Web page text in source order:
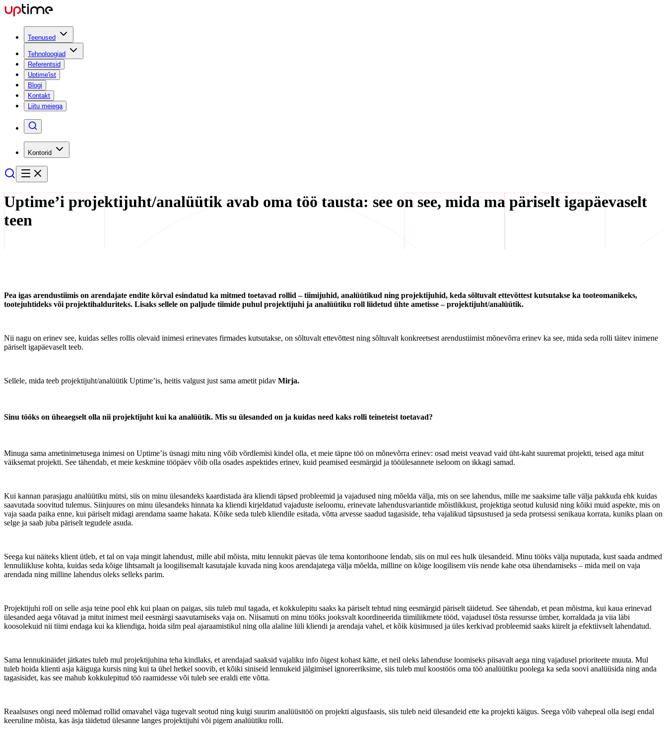
Teenused
Tehnoloogiad
Referentsid
Uptime'ist
Blogi
Kontakt
Liitu meiega
Kontorid
Uptime’i projektijuht/analüütik avab oma töö tausta: see on see, mida ma päriselt igapäevaselt
teen
Pea igas arendustiimis on arendajate endite kõrval esindatud ka mitmed toetavad rollid – tiimijuhid, analüütikud ning projektijuhid, keda sõltuvalt ettevõttest kutsutakse ka tooteomanikeks,
tootejuhtideks või projektihalduriteks. Lisaks sellele on paljude tiimide puhul projektijuhi ja analüütiku roll liidetud ühte ametisse – projektijuht/analüütik.
Nii nagu on erinev see, kuidas selles rollis olevaid inimesi erinevates firmades kutsutakse, on sõltuvalt ettevõttest ning sõltuvalt konkreetsest arendustiimist mõnevõrra erinev ka see, mida seda rolli täitev inimene
päriselt igapäevaselt teeb.
Sellele, mida teeb projektijuht/analüütik Uptime’is, heitis valgust just sama ametit pidav Mirja.
Sinu tööks on üheaegselt olla nii projektijuht kui ka analüütik. Mis su ülesanded on ja kuidas need kaks rolli teineteist toetavad?
Minuga sama ametinimetusega inimesi on Uptime’is üsnagi mitu ning võib võrdlemisi kindel olla, et meie täpne töö on mõnevõrra erinev: osad meist veavad vaid üht-kaht suuremat projekti, teised aga mitut
väiksemat projekti. See tähendab, et meie keskmine tööpäev võib olla osades aspektides erinev, kuid peamised eesmärgid ja tööülesannete iseloom on ikkagi samad.
Kui kannan parasjagu analüütiku mütsi, siis on minu ülesandeks kaardistada ära kliendi täpsed probleemid ja vajadused ning mõelda välja, mis on see lahendus, mille me saaksime talle välja pakkuda ehk kuidas
saavutada soovitud tulemus. Siinjuures on minu ülesandeks hinnata ka kliendi kirjeldatud vajaduste iseloomu, erinevate lahendusvariantide mõistlikkust, projektiga seotud kulusid ning kõiki muid aspekte, mis on
vaja saada paika enne, kui päriselt midagi arendama saame hakata. Kõike seda tuleb kliendile esitada, võtta arvesse saadud tagasiside, teha vajalikud täpsustused ja seda protsessi senikaua korrata, kuniks plaan on
selge ja saab juba päriselt tegudele asuda.
Seega kui näiteks klient ütleb, et tal on vaja mingit lahendust, mille abil mõista, mitu lennukit päevas üle tema kontorihoone lendab, siis on mul ees hulk ülesandeid. Minu tööks välja nuputada, kust saada andmed
lennuliikluse kohta, kuidas seda kõige lihtsamalt ja loogilisemalt kasutajale kuvada ning koos arendajatega välja mõelda, milline on kõige loogilisem viis nende kahe otsa ühendamiseks – mida meil on vaja
arendada ning milline lahendus oleks selleks parim.
Projektijuhi roll on selle asja teine pool ehk kui plaan on paigas, siis tuleb mul tagada, et kokkulepitu saaks ka päriselt tehtud ning eesmärgid päriselt täidetud. See tähendab, et pean mõistma, kui kaua erinevad
ülesanded aega võtavad ja mitut inimest meil eesmärgi saavutamiseks vaja on. Niisamuti on minu tööks jooksvalt koordineerida tiimiliikmete tööd, vajadusel tõsta ressursse ümber, korraldada ja viia läbi
koosolekuid nii tiimi endaga kui ka kliendiga, hoida silm peal ajaraamistikul ning olla alaline lüli kliendi ja arendaja vahel, et kõik küsimused ja üles kerkivad probleemid saaks kiirelt ja efektiivselt lahendatud.
Sama lennukinäidet jätkates tuleb mul projektijuhina teha kindlaks, et arendajad saaksid vajaliku info õigest kohast kätte, et neil oleks lahenduse loomiseks piisavalt aega ning vajadusel prioriteete muuta. Mul
tuleb hoida klienti asja käiguga kursis ning kui ta ühel hetkel soovib, et kõiki siniseid lennukeid jälgimisel ignoreeriksime, siis tuleb mul koostöös oma töö analüütiku poolega ka seda soovi analüüsida ning anda
tagasisidet, kas see mahub kokkulepitud töö raamidesse või tuleb see eraldi ette võtta.
Reaalsuses ongi need mõlemad rollid omavahel väga tugevalt seotud ning kuigi suurim analüüsitöö on projekti algusfaasis, siis tuleb neid ülesandeid ette ka projekti käigus. Seega võib vahepeal olla isegi endal
keeruline mõista, kas äsja täidetud ülesanne langes projektijuhi või pigem analüütiku rolli.